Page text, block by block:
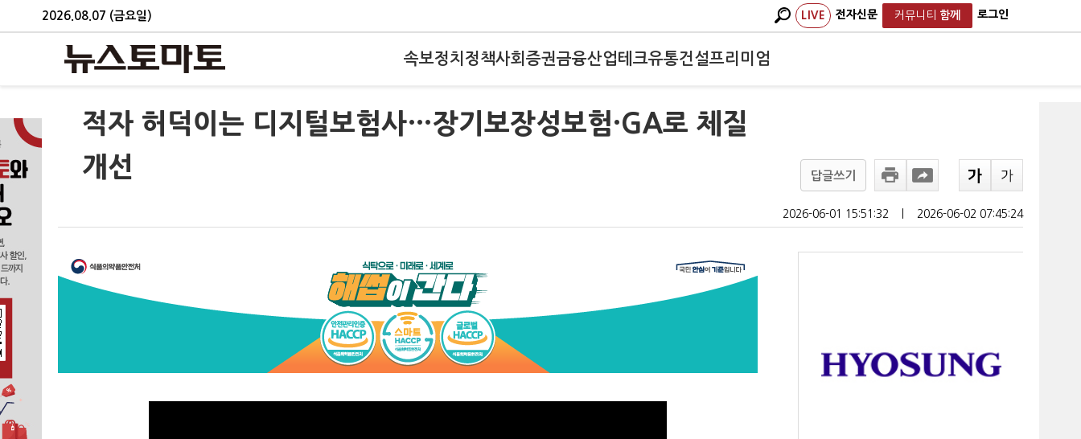
2026.08.07 (금요일) LIVE 전자신문 커뮤니티 함께 로그인
속보정치 정책사회 증권금융산업테크유통건설프리미엄
적자 허덕이는 디지털보험사…장기보장성보험·GA로 체질
개선
답글쓰기
2026-06-01 15:51:32 2026-06-02 07:45:24